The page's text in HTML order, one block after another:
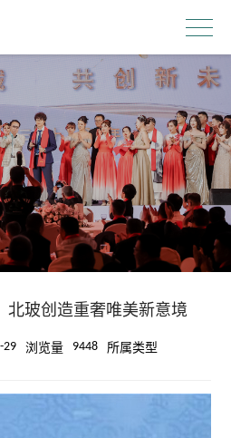
北玻创造重奢唯美新意境
29 浏览量 9448 所属类型